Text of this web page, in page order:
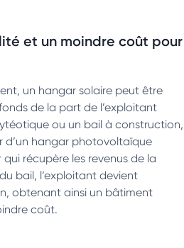
et un moindre coût pour
un hangar solaire peut être
de la part de l’exploitant
ou un bail à construction,
d’un hangar photovoltaïque
récupère les revenus de la
bail, l’exploitant devient
obtenant ainsi un bâtiment
coût.